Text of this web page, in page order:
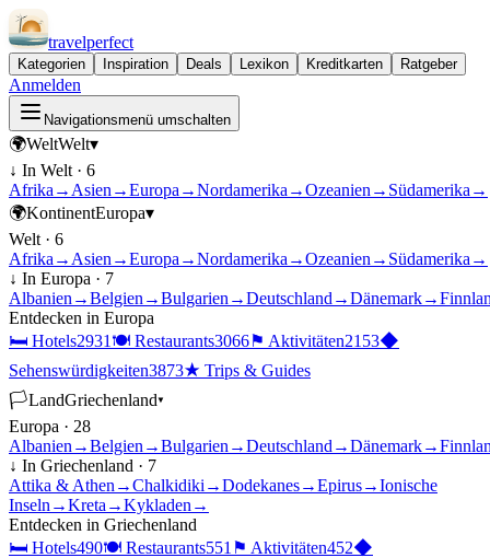
travelperfect
Kategorien Inspiration Deals Lexikon Kreditkarten Ratgeber
Anmelden
Navigationsmenü umschalten
🌍WeltWelt▾
↓ In Welt · 6
Afrika → Asien →Europa →Nordamerika →Ozeanien → Südamerika →
🌍KontinentEuropa▾
Welt · 6
Afrika → Asien →Europa →Nordamerika →Ozeanien → Südamerika →
↓ In Europa · 7
Albanien →Belgien →Bulgarien →Deutschland →Dänemark→
Entdecken in Europa
🛏 Hotels2931 🍽 Restaurants3066⚑ Aktivitäten2153◆
Sehenswürdigkeiten3873★ Trips & Guides
🏳LandGriechenland▾
Europa · 28
Albanien →Belgien →Bulgarien →Deutschland →Dänemark→
↓ In Griechenland · 7
Attika & Athen →Chalkidiki →Dodekanes→Epirus→Ionische
Inseln →Kreta →Kykladen →
Entdecken in Griechenland
🛏 Hotels490🍽 Restaurants551 ⚑ Aktivitäten452◆